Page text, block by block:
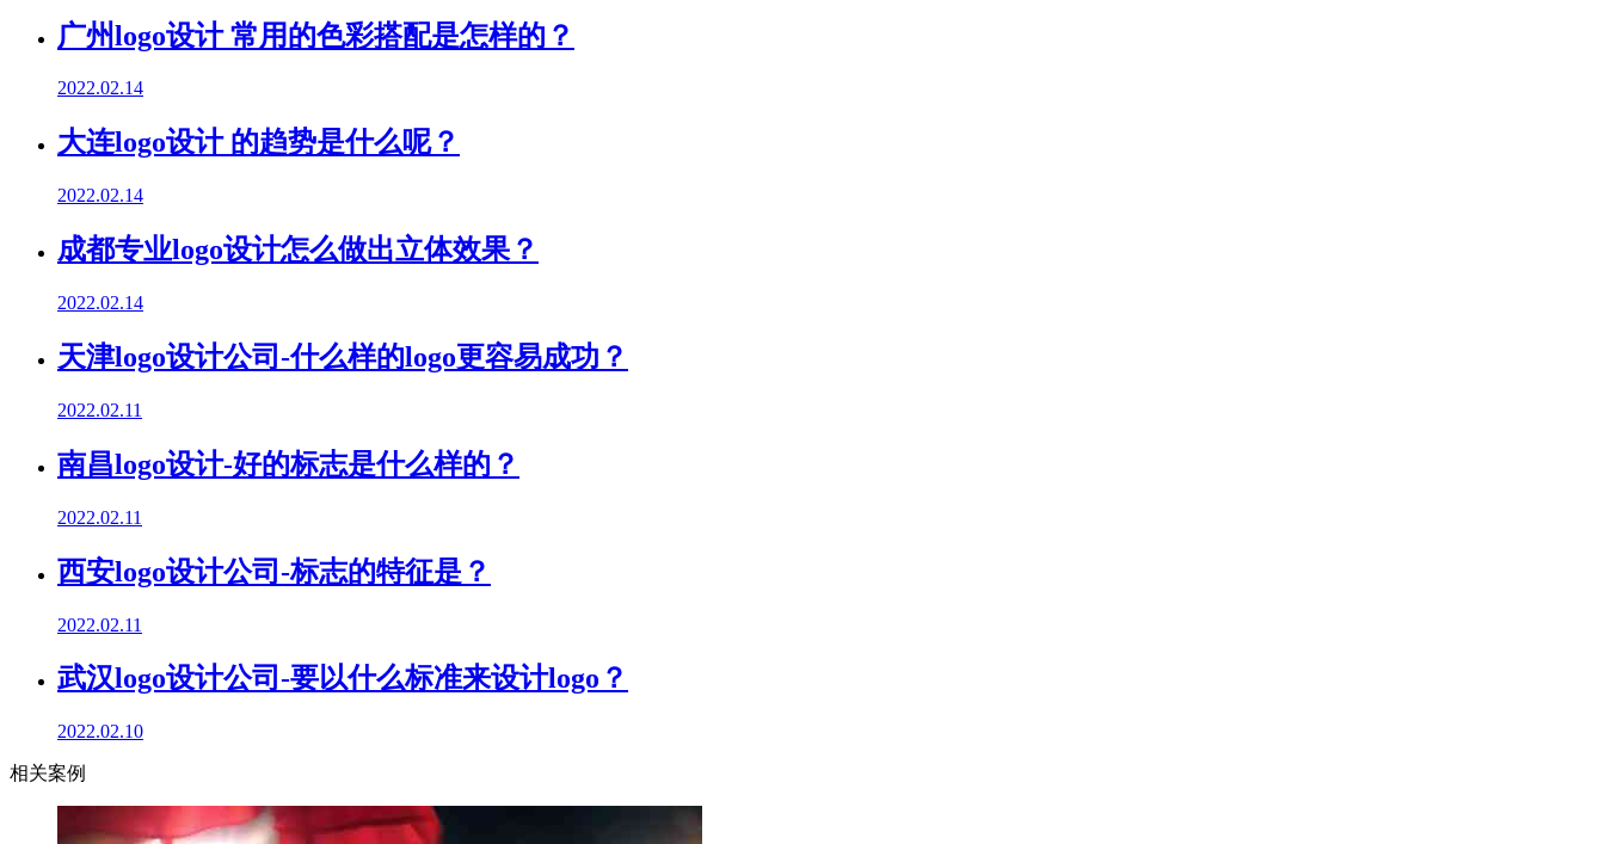
广州logo设计 常用的色彩搭配是怎样的？
2022.02.14
大连logo设计 的趋势是什么呢？
2022.02.14
成都专业logo设计怎么做出立体效果？
2022.02.14
天津logo设计公司-什么样的logo更容易成功？
2022.02.11
南昌logo设计-好的标志是什么样的？
2022.02.11
西安logo设计公司-标志的特征是？
2022.02.11
武汉logo设计公司-要以什么标准来设计logo？
2022.02.10
相关案例